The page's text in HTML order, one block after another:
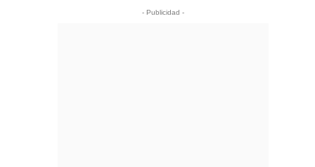
- Publicidad -